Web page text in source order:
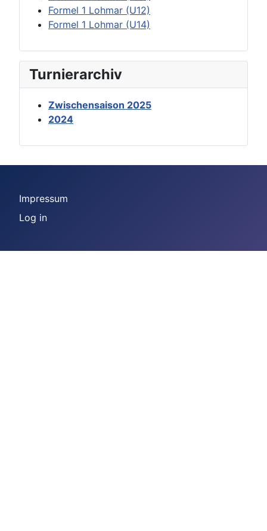
Formel 1 Lohmar (U12)
Formel 1 Lohmar (U14)
Turnierarchiv
Zwischensaison 2025
2024
Impressum
Log in